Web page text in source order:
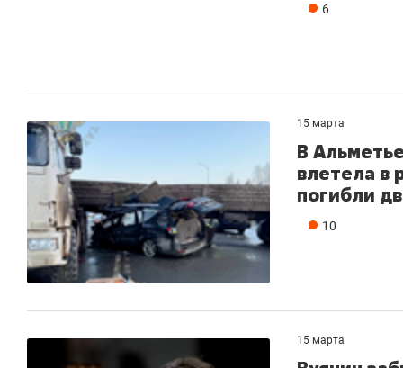
6
15 марта
В
влетела в
погибли
10
15 марта